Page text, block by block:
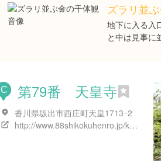
ズラリ並
地下に入る入
と中は見事に
C 第79番 天皇寺
香川県坂出市西庄町天皇1713ｰ2
http://www.88shikokuhenro.jp/kagawa/79tennoji/